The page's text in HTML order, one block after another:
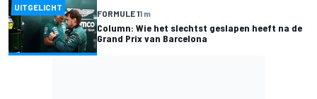
UITGELICHT
FORMULE 11 m
Column: Wie het slechtst geslapen heeft na de
Grand Prix van Barcelona